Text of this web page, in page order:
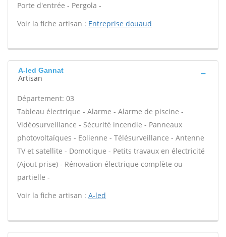
Porte d'entrée - Pergola -
Voir la fiche artisan : Entreprise douaud
A-led Gannat
Artisan
Département: 03
Tableau électrique - Alarme - Alarme de piscine -
Vidéosurveillance - Sécurité incendie - Panneaux
photovoltaïques - Eolienne - Télésurveillance - Antenne
TV et satellite - Domotique - Petits travaux en électricité
(Ajout prise) - Rénovation électrique complète ou
partielle -
Voir la fiche artisan : A-led